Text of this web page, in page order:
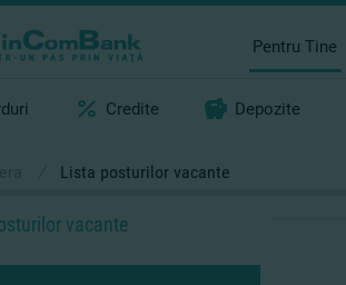
Pentru Tine
Credite Depozite
Lista posturilor vacante
vacante